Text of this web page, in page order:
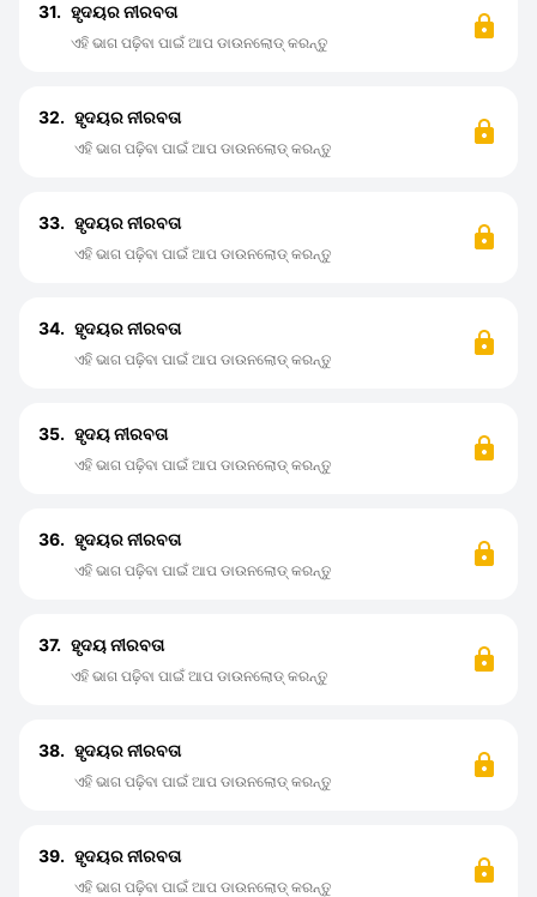
31. ହୃଦୟର ନୀରବତା
ଏହି ଭାଗ ପଢ଼ିବା ପାଇଁ ଆପ ଡାଉନଲୋଡ୍ କରନ୍ତୁ
32. ହୃଦୟର ନୀରବତା
ଏହି ଭାଗ ପଢ଼ିବା ପାଇଁ ଆପ ଡାଉନଲୋଡ୍ କରନ୍ତୁ
33. ହୃଦୟର ନୀରବତା
ଏହି ଭାଗ ପଢ଼ିବା ପାଇଁ ଆପ ଡାଉନଲୋଡ୍ କରନ୍ତୁ
34. ହୃଦୟର ନୀରବତା
ଏହି ଭାଗ ପଢ଼ିବା ପାଇଁ ଆପ ଡାଉନଲୋଡ୍ କରନ୍ତୁ
35. ହୃଦୟ ନୀରବତା
ଏହି ଭାଗ ପଢ଼ିବା ପାଇଁ ଆପ ଡାଉନଲୋଡ୍ କରନ୍ତୁ
36. ହୃଦୟର ନୀରବତା
ଏହି ଭାଗ ପଢ଼ିବା ପାଇଁ ଆପ ଡାଉନଲୋଡ୍ କରନ୍ତୁ
37. ହୃଦୟ ନୀରବତା
ଏହି ଭାଗ ପଢ଼ିବା ପାଇଁ ଆପ ଡାଉନଲୋଡ୍ କରନ୍ତୁ
38. ହୃଦୟର ନୀରବତା
ଏହି ଭାଗ ପଢ଼ିବା ପାଇଁ ଆପ ଡାଉନଲୋଡ୍ କରନ୍ତୁ
39. ହୃଦୟର ନୀରବତା
ଏହି ଭାଗ ପଢ଼ିବା ପାଇଁ ଆପ ଡାଉନଲୋଡ୍ କରନ୍ତୁ